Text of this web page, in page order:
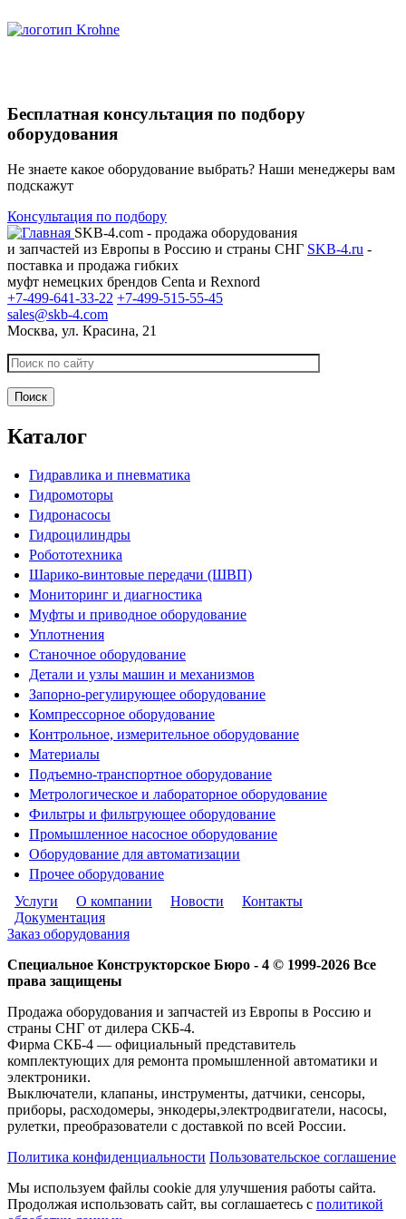
Бесплатная консультация по подбору
оборудования
Не знаете какое оборудование выбрать? Наши менеджеры вам
подскажут
Консультация по подбору
SKB-4.com - продажа оборудования
и запчастей из Европы в Россию и страны СНГ SKB-4.ru -
поставка и продажа гибких
муфт немецких брендов Centa и Rexnord
+7-499-641-33-22 +7-499-515-55-45
sales@skb-4.com
Москва, ул. Красина, 21
Каталог
Гидравлика и пневматика
Гидромоторы
Гидронасосы
Гидроцилиндры
Робототехника
Шарико-винтовые передачи (ШВП)
Мониторинг и диагностика
Муфты и приводное оборудование
Уплотнения
Станочное оборудование
Детали и узлы машин и механизмов
Запорно-регулирующее оборудование
Компрессорное оборудование
Контрольное, измерительное оборудование
Материалы
Подъемно-транспортное оборудование
Метрологическое и лабораторное оборудование
Фильтры и фильтрующее оборудование
Промышленное насосное оборудование
Оборудование для автоматизации
Прочее оборудование
Услуги
О компании Новости
Контакты
Документация
Заказ оборудования
Специальное Конструкторское Бюро - 4 © 1999-2026 Все
права защищены
Продажа оборудования и запчастей из Европы в Россию и
страны СНГ от дилера СКБ-4.
Фирма СКБ-4 — официальный представитель
комплектующих для ремонта промышленной автоматики и
электроники.
Выключатели, клапаны, инструменты, датчики, сенсоры,
приборы, расходомеры, энкодеры,электродвигатели, насосы,
рулетки, преобразователи с доставкой по всей России.
Политика конфиденциальности Пользовательское соглашение
Мы используем файлы cookie для улучшения работы сайта.
Продолжая использовать сайт, вы соглашаетесь с политикой